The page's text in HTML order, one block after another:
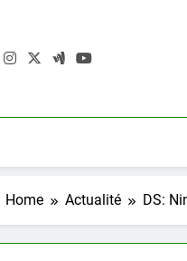
Home Actualité DS: